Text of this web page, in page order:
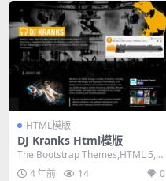
HTML模版
DJ Kranks Html模版
The Bootstrap Themes,HTML 5,R
esponsive, ...
4 年前 14 0